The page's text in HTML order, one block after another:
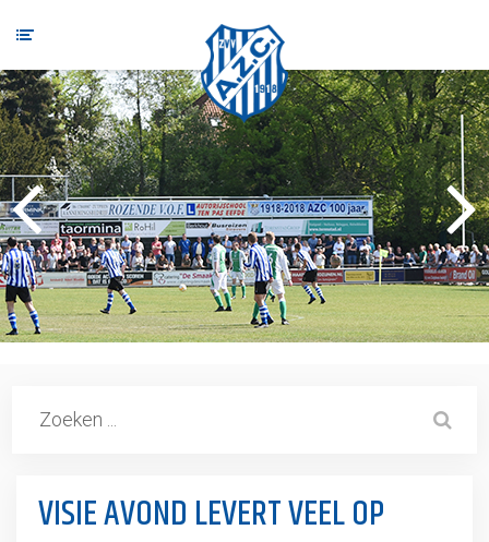
VISIE AVOND LEVERT VEEL OP